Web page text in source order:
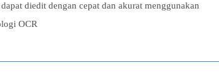
diedit dengan cepat dan akurat menggunakan
OCR